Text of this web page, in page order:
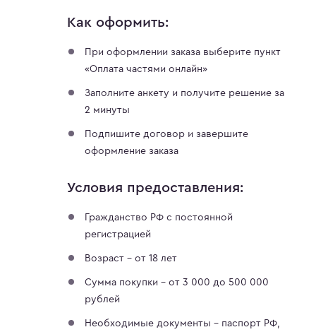
Как оформить:
При оформлении заказа выберите пункт
«Оплата частями онлайн»
Заполните анкету и получите решение за
2 минуты
Подпишите договор и завершите
оформление заказа
Условия предоставления:
Гражданство РФ с постоянной
регистрацией
Возраст - от 18 лет
Сумма покупки - от 3 000 до 500 000
рублей
Необходимые документы - паспорт РФ,